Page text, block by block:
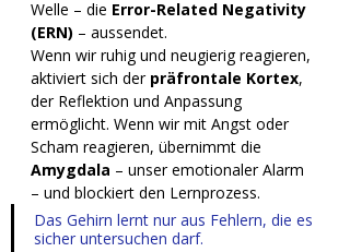
Welle – die Error-Related Negativity
(ERN) – aussendet.
Wenn wir ruhig und neugierig reagieren,
aktiviert sich der präfrontale Kortex,
der Reflektion und Anpassung
ermöglicht. Wenn wir mit Angst oder
Scham reagieren, übernimmt die
Amygdala – unser emotionaler Alarm
– und blockiert den Lernprozess.
Das Gehirn lernt nur aus Fehlern, die es
sicher untersuchen darf.